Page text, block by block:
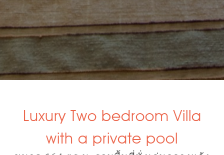
Luxury Two bedroom Villa
with a private pool